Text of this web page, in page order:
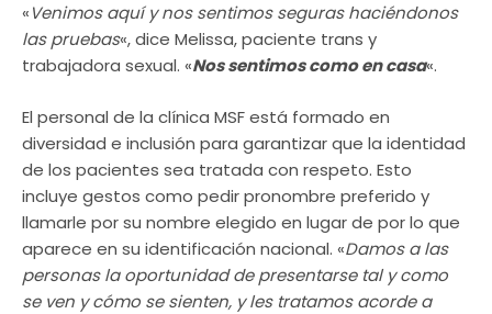
«Venimos aquí y nos sentimos seguras haciéndonos
las pruebas«, dice Melissa, paciente trans y
trabajadora sexual. «Nos sentimos como en casa«.
El personal de la clínica MSF está formado en
diversidad e inclusión para garantizar que la identidad
de los pacientes sea tratada con respeto. Esto
incluye gestos como pedir pronombre preferido y
llamarle por su nombre elegido en lugar de por lo que
aparece en su identificación nacional. «Damos a las
personas la oportunidad de presentarse tal y como
se ven y cómo se sienten, y les tratamos acorde a